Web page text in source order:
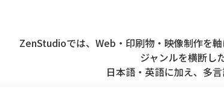
ZenStudioでは、Web・印刷物・映像制作を
ジャンルを横断し
日本語・英語に加え、多